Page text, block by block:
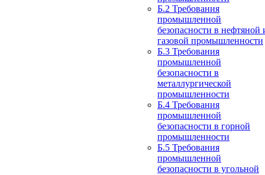
Б.2 Требования
промышленной
безопасности в нефтяной
газовой промышленности
Б.3 Требования
промышленной
безопасности в
металлургической
промышленности
Б.4 Требования
промышленной
безопасности в горной
промышленности
Б.5 Требования
промышленной
безопасности в угольной